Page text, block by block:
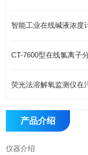
智能工业在线碱液浓度
CT-7600型在线氯离子
荧光法溶解氧监测仪在
产品介绍
仪器介绍